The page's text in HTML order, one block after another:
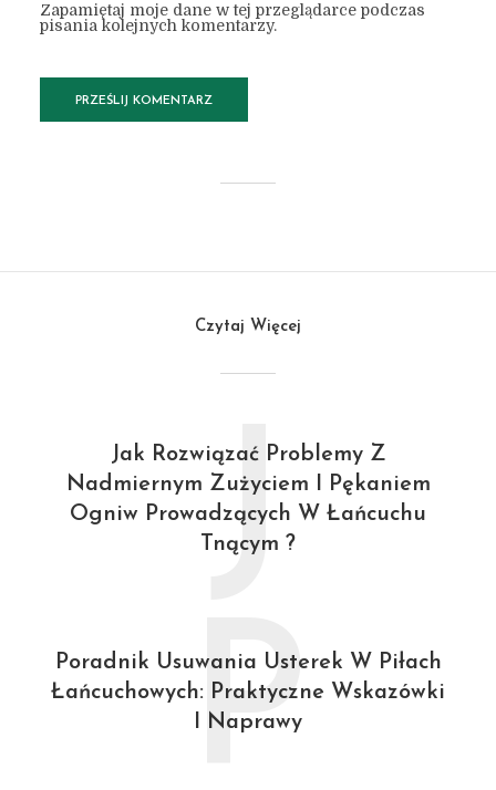
Zapamiętaj moje dane w tej przeglądarce podczas
pisania kolejnych komentarzy.
Czytaj Więcej
Jak Rozwiązać Problemy Z
Nadmiernym Zużyciem I Pękaniem
Ogniw Prowadzących W Łańcuchu
Tnącym ?
J
Poradnik Usuwania Usterek W Piłach
Łańcuchowych: Praktyczne Wskazówki
I Naprawy
P